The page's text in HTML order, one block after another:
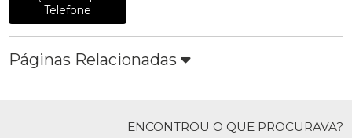
Telefone
Páginas Relacionadas
ENCONTROU O QUE PROCURAVA?